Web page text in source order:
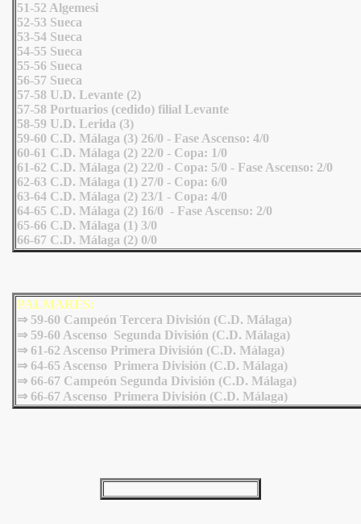
51-52 Algemesi
52-53 Sueca
53-54 Sueca
54-55 Sueca
55-56 Sueca
56-57 Sueca
57-58 U.D. Levante (2)
57-58 Portuarios (cedido) filial Levante
58-59 U.D. Lerida (3)
59-60 C.D. Málaga (3) 26/0 - Fase Ascenso: 4/0
60-61 C.D. Málaga (2) 22/0 - Copa: 1/0
61-62 C.D. Málaga (2) 22/0 - Copa: 5/0 - Fase Ascenso: 2/0
62-63 C.D. Málaga (1) 27/0 - Copa: 6/0
63-64 C.D. Málaga (2) 23/1 - Copa: 4/0
64-65 C.D. Málaga (2) 16/0 - Fase Ascenso: 2/0
65-66 C.D. Málaga (1) 3/0
66-67 C.D. Málaga (2) 0/0
PALMARÉS:
⇒ 59-60 Campeón Tercera División (C.D. Málaga)
⇒ 59-60 Ascenso Segunda División (C.D. Málaga)
⇒ 61-62 Ascenso Primera División (C.D. Málaga)
⇒ 64-65 Ascenso Primera División (C.D. Málaga)
⇒ 66-67 Campeón Segunda División (C.D. Málaga)
⇒ 66-67 Ascenso Primera División (C.D. Málaga)